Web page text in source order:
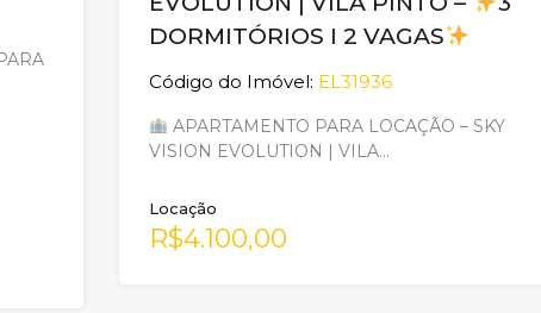
DORMITÓRIOS I 2 VAGAS
Código do Imóvel: EL31936
APARTAMENTO PARA LOCAÇÃO – SKY
VISION EVOLUTION | VILA…
Locação
R$4.100,00